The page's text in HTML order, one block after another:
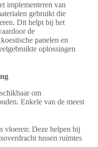
implementeren van
gebruikt die
Dit helpt bij het
de
panelen en
oplossingen
om
Enkele van de meest
vloeren: Deze helpen bij
tussen ruimtes